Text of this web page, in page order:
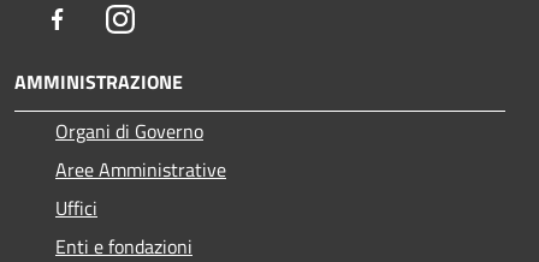
FacebookInstagram
AMMINISTRAZIONE
Organi di Governo
Aree Amministrative
Uffici
Enti e fondazioni